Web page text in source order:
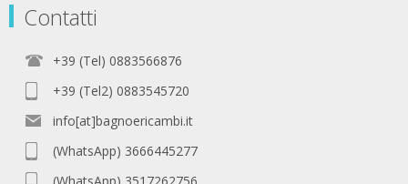
Contatti
+39 (Tel) 0883566876
+39 (Tel2) 0883545720
info[at]bagnoericambi.it
(WhatsApp) 3666445277